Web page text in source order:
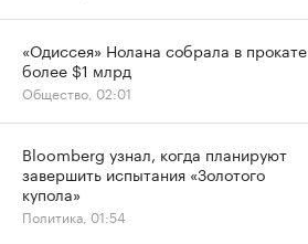
«Одиссея» Нолана собрала в прокате
более $1 млрд
Общество, 02:01
Bloomberg узнал, когда планируют
завершить испытания «Золотого
купола»
Политика, 01:54